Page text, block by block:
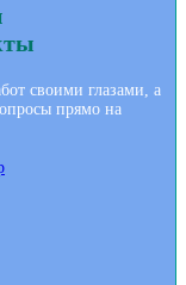
своими глазами, а
прямо на